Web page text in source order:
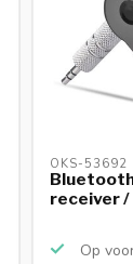
OKS-53692
receiver
Op